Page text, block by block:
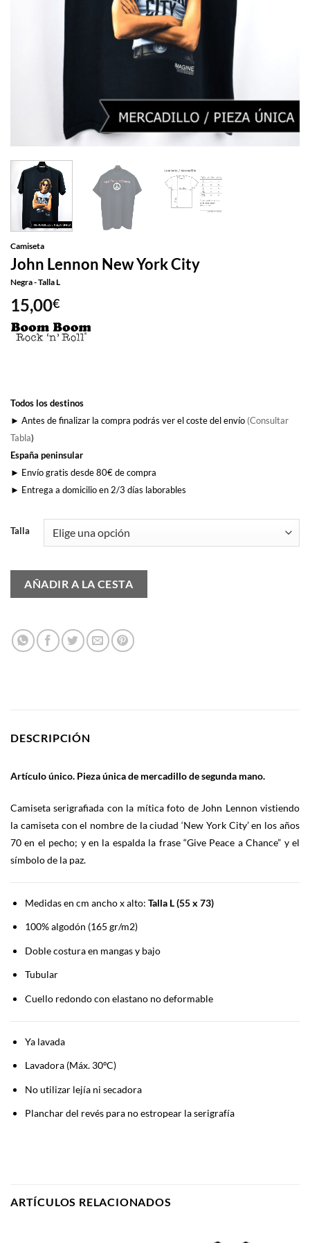
Camiseta
John Lennon New York City
Negra - Talla L
15,00€
Todos los destinos
► Antes de finalizar la compra podrás ver el coste del envío (Consultar
Tabla)
España peninsular
► Envío gratis desde 80€ de compra
► Entrega a domicilio en 2/3 días laborables
Talla
AÑADIR A LA CESTA
DESCRIPCIÓN
Artículo único. Pieza única de mercadillo de segunda mano.
Camiseta serigrafiada con la mítica foto de John Lennon vistiendo
la camiseta con el nombre de la ciudad ‘New York City’ en los años
70 en el pecho; y en la espalda la frase “Give Peace a Chance” y el
símbolo de la paz.
Medidas en cm ancho x alto: Talla L (55 x 73)
100% algodón (165 gr/m2)
Doble costura en mangas y bajo
Tubular
Cuello redondo con elastano no deformable
Ya lavada
Lavadora (Máx. 30ºC)
No utilizar lejía ni secadora
Planchar del revés para no estropear la serigrafía
ARTÍCULOS RELACIONADOS